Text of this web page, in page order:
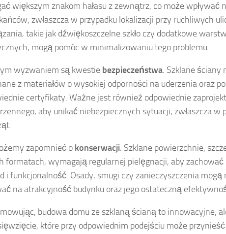
większym znakom hałasu z zewnątrz, co może wpływać
zwłaszcza w przypadku lokalizacji przy ruchliwych
takie jak dźwiękoszczelne szkło czy dodatkowe
mogą pomóc w minimalizowaniu tego problemu.
wyzwaniem są kwestie bezpieczeństwa. Szklane ściany
z materiałów o wysokiej odporności na uderzenia oraz
certyfikaty. Ważne jest również odpowiednie
aby unikać niebezpiecznych sytuacji, zwłaszcza w
zapomnieć o konserwacji. Szklane powierzchnie,
formatach, wymagają regularnej pielęgnacji, aby
i funkcjonalność. Osady, smugi czy zanieczyszczenia
na atrakcyjność budynku oraz jego ostateczną
budowa domu ze szklaną ścianą to innowacyjne,
które przy odpowiednim podejściu może